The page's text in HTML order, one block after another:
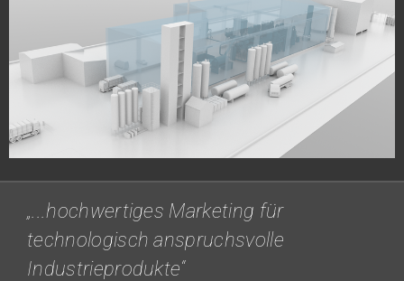
„...hochwertiges Marketing für
technologisch anspruchsvolle
Industrieprodukte“